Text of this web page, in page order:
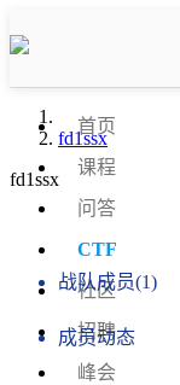
首页
课程
问答
CTF
社区
招聘
峰会
fd1ssx
fd1ssx
战队成员(1)
成员动态